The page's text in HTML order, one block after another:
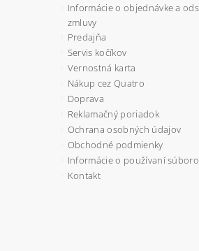
Informácie o objednávke a
zmluvy
Predajňa
Servis kočíkov
Vernostná karta
Nákup cez Quatro
Doprava
Reklamačný poriadok
Ochrana osobných údajov
Obchodné podmienky
Informácie o používaní
Kontakt